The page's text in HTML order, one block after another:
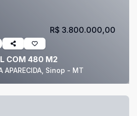
COM 480 M2
APARECIDA, Sinop - MT
R$ 3.800.000,00